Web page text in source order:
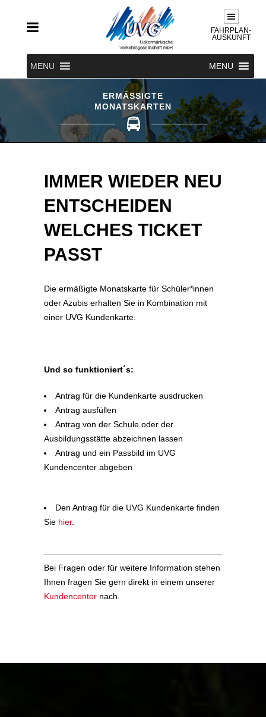
FAHRPLAN-
AUSKUNFT
MENU MENU
ERMÄSSIGTE M
ONATSKARTEN
IMMER WIEDER NEU
ENTSCHEIDEN
WELCHES TICKET
PASST
Die ermäßigte Monatskarte für Schüler*innen
oder Azubis erhalten Sie in Kombination mit
einer UVG Kundenkarte.
Und so funktioniert´s:
Antrag für die Kundenkarte ausdrucken
Antrag ausfüllen
Antrag von der Schule oder der
Ausbildungsstätte abzeichnen lassen
Antrag und ein Passbild im UVG
Kundencenter abgeben
Den Antrag für die UVG Kundenkarte finden
Sie hier.
Bei Fragen oder für weitere Information stehen
Ihnen fragen Sie gern direkt in einem unserer
Kundencenter nach.